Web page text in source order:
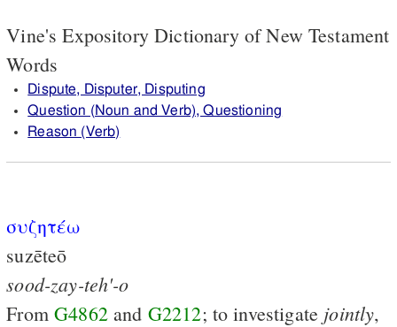
Vine's Expository Dictionary of New Testament
Words
Dispute, Disputer, Disputing
Question (Noun and Verb), Questioning
Reason (Verb)
συζητέω
suzēteō
sood-zay-teh'-o
FromG4862and G2212; to investigate jointly,